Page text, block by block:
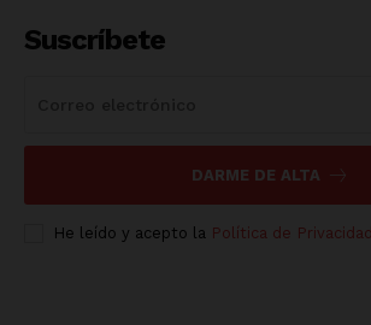
Suscríbete
DARME DE ALTA
He leído y acepto la Política de Privacidad